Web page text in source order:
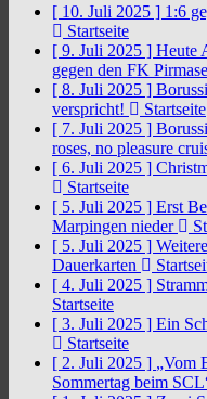
[ 10. Juli 2025 ] 1:6
Startseite
[ 9. Juli 2025 ] Heute
gegen den FK
[ 8. Juli 2025 ]
verspricht!
Startseite
[ 7. Juli 2025 ]
roses, no pleasure
[ 6. Juli 2025 ]
Startseite
[ 5. Juli 2025 ] Erst
Marpingen nieder
[ 5. Juli 2025 ]
Dauerkarten
[ 4. Juli 2025 ]
Startseite
[ 3. Juli 2025 ] Ein
Startseite
[ 2. Juli 2025 ] „Vom
Sommertag beim